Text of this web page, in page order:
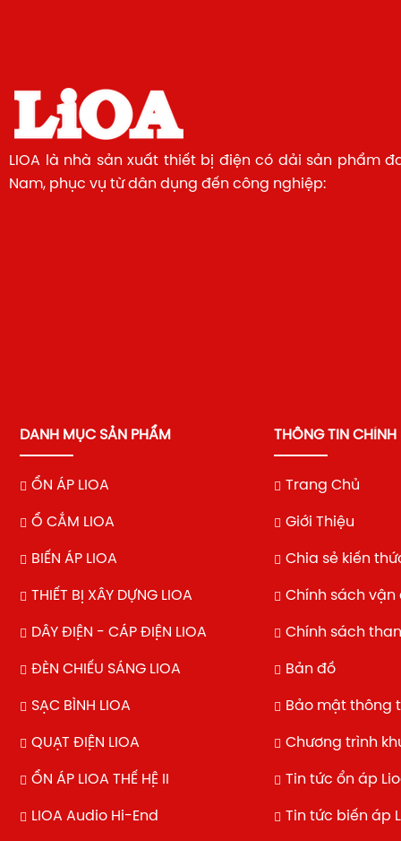
LIOA là nhà sản xuất thiết bị điện có dải sản phẩm
Nam, phục vụ từ dân dụng đến công nghiệp:
DANH MỤC SẢN PHẨM
ỔN ÁP LIOA
Ổ CẮM LIOA
BIẾN ÁP LIOA
THIẾT BỊ XÂY DỰNG LIOA
DÂY ĐIỆN - CÁP ĐIỆN LIOA
ĐÈN CHIẾU SÁNG LIOA
SẠC BÌNH LIOA
QUẠT ĐIỆN LIOA
ỔN ÁP LIOA THẾ HỆ II
LIOA Audio Hi-End
THÔNG TIN CHÍNH
Trang Chủ
Giới Thiệu
Chia sẻ kiến
Chính sách vận
Chính sách
Bản đồ
Bảo mật thông
Chương trình
Tin tức ổn áp
Tin tức biến áp